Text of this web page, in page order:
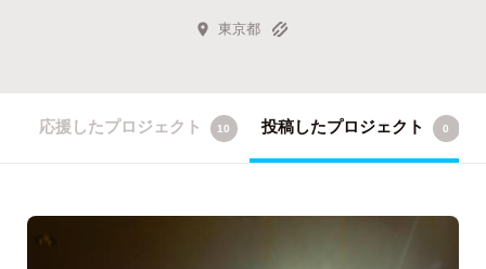
東京都
応援したプロジェクト 10 投稿したプロジェクト 0